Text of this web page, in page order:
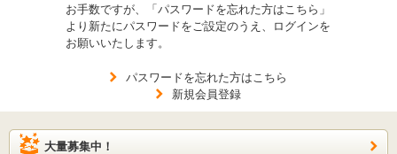
お手数ですが、「パスワードを忘れた方はこちら」
より新たにパスワードをご設定のうえ、ログインを
お願いいたします。
パスワードを忘れた方はこちら
新規会員登録
大量募集中！